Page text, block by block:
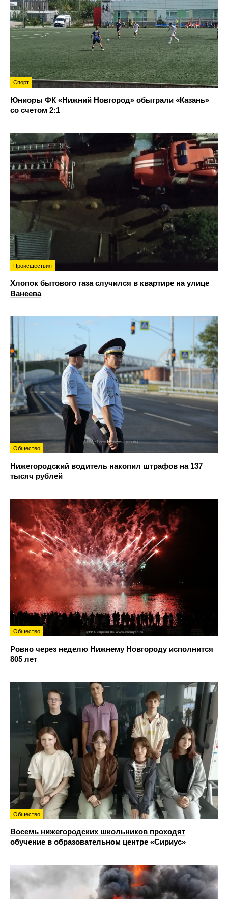
Спорт
Юниоры ФК «Нижний Новгород» обыграли «Казань»
со счетом 2:1
Происшествия
Хлопок бытового газа случился в квартире на улице
Ванеева
Общество
Нижегородский водитель накопил штрафов на 137
тысяч рублей
Общество
Ровно через неделю Нижнему Новгороду исполнится
805 лет
Общество
Восемь нижегородских школьников проходят
обучение в образовательном центре «Сириус»